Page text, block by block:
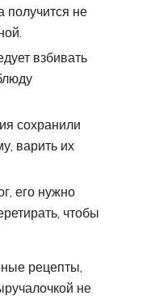
получится не
взбивать
сохранили
варить их
его нужно
чтобы
рецепты,
не